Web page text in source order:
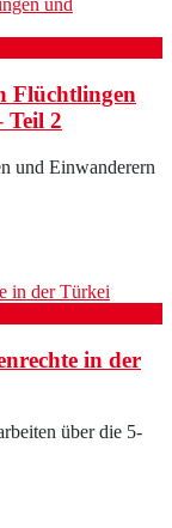
Flüchtlingen
Teil 2
und Einwanderern
in der
über die 5-